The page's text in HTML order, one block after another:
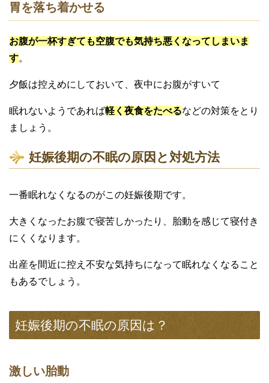
胃を落ち着かせる
お腹が一杯すぎても空腹でも気持ち悪くなってしまいま
す。
夕飯は控えめにしておいて、夜中にお腹がすいて
眠れないようであれば軽く夜食をたべるなどの対策をとり
ましょう。
妊娠後期の不眠の原因と対処方法
一番眠れなくなるのがこの妊娠後期です。
大きくなったお腹で寝苦しかったり、胎動を感じて寝付き
にくくなります。
出産を間近に控え不安な気持ちになって眠れなくなること
もあるでしょう。
妊娠後期の不眠の原因は？
激しい胎動